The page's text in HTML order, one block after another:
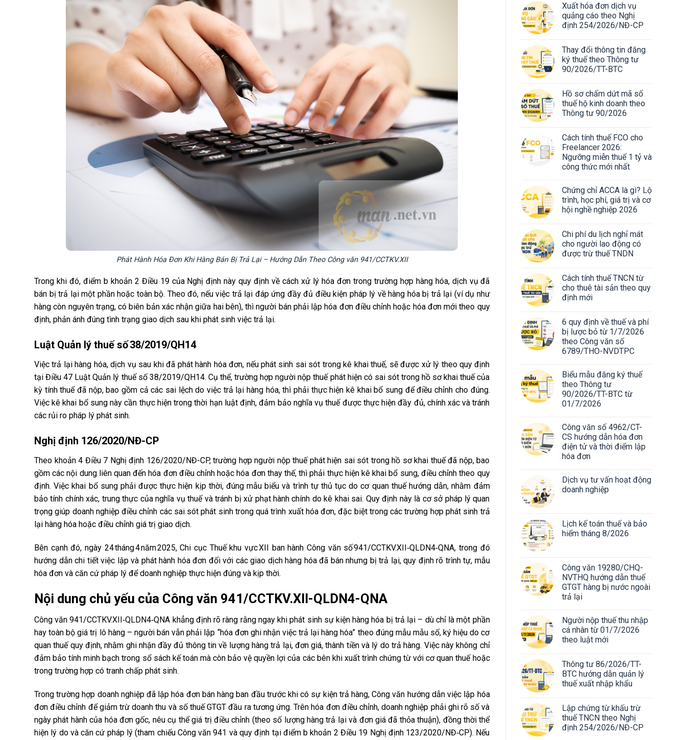
Phát Hành Hóa Đơn Khi Hàng Bán Bị Trả Lại – Hướng Dẫn Theo Công văn 941/CCTKV.XII
Trong khi đó, điểm b khoản 2 Điều 19 của Nghị định này quy định về cách xử lý hóa đơn trong trường hợp hàng hóa, dịch vụ đã
bán bị trả lại một phần hoặc toàn bộ. Theo đó, nếu việc trả lại đáp ứng đầy đủ điều kiện pháp lý về hàng hóa bị trả lại (ví dụ như
hàng còn nguyên trạng, có biên bản xác nhận giữa hai bên), thì người bán phải lập hóa đơn điều chỉnh hoặc hóa đơn mới theo quy
định, phản ánh đúng tình trạng giao dịch sau khi phát sinh việc trả lại.
Luật Quản lý thuế số 38/2019/QH14
Việc trả lại hàng hóa, dịch vụ sau khi đã phát hành hóa đơn, nếu phát sinh sai sót trong kê khai thuế, sẽ được xử lý theo quy định
tại Điều 47 Luật Quản lý thuế số 38/2019/QH14. Cụ thể, trường hợp người nộp thuế phát hiện có sai sót trong hồ sơ khai thuế của
kỳ tính thuế đã nộp, bao gồm cả các sai lệch do việc trả lại hàng hóa, thì phải thực hiện kê khai bổ sung để điều chỉnh cho đúng.
Việc kê khai bổ sung này cần thực hiện trong thời hạn luật định, đảm bảo nghĩa vụ thuế được thực hiện đầy đủ, chính xác và tránh
các rủi ro pháp lý phát sinh.
Nghị định 126/2020/NĐ-CP
Theo khoản 4 Điều 7 Nghị định 126/2020/NĐ-CP, trường hợp người nộp thuế phát hiện sai sót trong hồ sơ khai thuế đã nộp, bao
gồm các nội dung liên quan đến hóa đơn điều chỉnh hoặc hóa đơn thay thế, thì phải thực hiện kê khai bổ sung, điều chỉnh theo quy
định. Việc khai bổ sung phải được thực hiện kịp thời, đúng mẫu biểu và trình tự thủ tục do cơ quan thuế hướng dẫn, nhằm đảm
bảo tính chính xác, trung thực của nghĩa vụ thuế và tránh bị xử phạt hành chính do kê khai sai. Quy định này là cơ sở pháp lý quan
trọng giúp doanh nghiệp điều chỉnh các sai sót phát sinh trong quá trình xuất hóa đơn, đặc biệt trong các trường hợp phát sinh trả
lại hàng hóa hoặc điều chỉnh giá trị giao dịch.
Bên cạnh đó, ngày 24 tháng 4 năm 2025, Chi cục Thuế khu vực XII ban hành Công văn số 941/CCTKV.XII‑QLDN4‑QNA, trong đó
hướng dẫn chi tiết việc lập và phát hành hóa đơn đối với các giao dịch hàng hóa đã bán nhưng bị trả lại, quy định rõ trình tự, mẫu
hóa đơn và căn cứ pháp lý để doanh nghiệp thực hiện đúng và kịp thời.
Nội dung chủ yếu của Công văn 941/CCTKV.XII-QLDN4-QNA
Công văn 941/CCTKV.XII‑QLDN4‑QNA khẳng định rõ ràng rằng ngay khi phát sinh sự kiện hàng hóa bị trả lại – dù chỉ là một phần
hay toàn bộ giá trị lô hàng – người bán vẫn phải lập “hóa đơn ghi nhận việc trả lại hàng hóa” theo đúng mẫu mẫu số, ký hiệu do cơ
quan thuế quy định, nhằm ghi nhận đầy đủ thông tin về lượng hàng trả lại, đơn giá, thành tiền và lý do trả hàng. Việc này không chỉ
đảm bảo tính minh bạch trong sổ sách kế toán mà còn bảo vệ quyền lợi của các bên khi xuất trình chứng từ với cơ quan thuế hoặc
trong trường hợp có tranh chấp phát sinh.
Trong trường hợp doanh nghiệp đã lập hóa đơn bán hàng ban đầu trước khi có sự kiện trả hàng, Công văn hướng dẫn việc lập hóa
đơn điều chỉnh để giảm trừ doanh thu và số thuế GTGT đầu ra tương ứng. Trên hóa đơn điều chỉnh, doanh nghiệp phải ghi rõ số và
ngày phát hành của hóa đơn gốc, nêu cụ thể giá trị điều chỉnh (theo số lượng hàng trả lại và đơn giá đã thỏa thuận), đồng thời thể
hiện lý do và căn cứ pháp lý (tham chiếu Công văn 941 và quy định tại điểm b khoản 2 Điều 19 Nghị định 123/2020/NĐ‑CP). Nếu
Xuất hóa đơn dịch vụ
quảng cáo theo Nghị
định 254/2026/NĐ-CP
Thay đổi thông tin đăng
ký thuế theo Thông tư
90/2026/TT-BTC
Hồ sơ chấm dứt mã số
thuế hộ kinh doanh theo
Thông tư 90/2026
Cách tính thuế FCO cho
Freelancer 2026:
Ngưỡng miễn thuế 1 tỷ và
công thức mới nhất
Chứng chỉ ACCA là gì? Lộ
trình, học phí, giá trị và cơ
hội nghề nghiệp 2026
Chi phí du lịch nghỉ mát
cho người lao động có
được trừ thuế TNDN
Cách tính thuế TNCN từ
cho thuê tài sản theo quy
định mới
6 quy định về thuế và phí
bị lược bỏ từ 1/7/2026
theo Công văn số
6789/THO-NVDTPC
Biểu mẫu đăng ký thuế
theo Thông tư
90/2026/TT-BTC từ
01/7/2026
Công văn số 4962/CT-
CS hướng dẫn hóa đơn
điện tử và thời điểm lập
hóa đơn
Dịch vụ tư vấn hoạt động
doanh nghiệp
Lịch kế toán thuế và bảo
hiểm tháng 8/2026
Công văn 19280/CHQ-
NVTHQ hướng dẫn thuế
GTGT hàng bị nước ngoài
trả lại
Người nộp thuế thu nhập
cá nhân từ 01/7/2026
theo luật mới
Thông tư 86/2026/TT-
BTC hướng dẫn quản lý
thuế xuất nhập khẩu
Lập chứng từ khấu trừ
thuế TNCN theo Nghị
định 254/2026/NĐ-CP